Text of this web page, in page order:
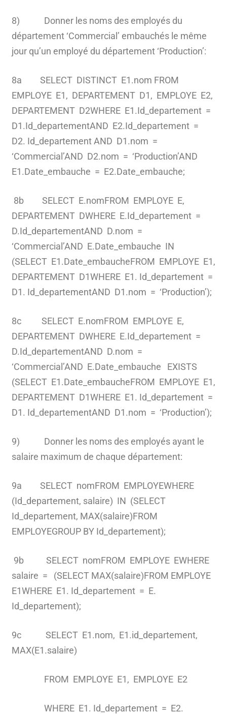
8) Donner les noms des employés du
département ‘Commercial’ embauchés le même
jour qu’un employé du département ‘Production’:
8a SELECT DISTINCT E1.nom FROM
EMPLOYE E1, DEPARTEMENT D1, EMPLOYE E2,
DEPARTEMENT D2WHERE E1.Id_departement =
D1.Id_departementAND E2.Id_departement =
D2. Id_departement AND D1.nom =
‘Commercial’AND D2.nom = ‘Production’AND
E1.Date_embauche = E2.Date_embauche;
8b SELECT E.nomFROM EMPLOYE E,
DEPARTEMENT DWHERE E.Id_departement =
D.Id_departementAND D.nom =
‘Commercial’AND E.Date_embauche IN
(SELECT E1.Date_embaucheFROM EMPLOYE E1,
DEPARTEMENT D1WHERE E1. Id_departement =
D1. Id_departementAND D1.nom = ‘Production’);
8c SELECT E.nomFROM EMPLOYE E,
DEPARTEMENT DWHERE E.Id_departement =
D.Id_departementAND D.nom =
‘Commercial’AND E.Date_embauche EXISTS
(SELECT E1.Date_embaucheFROM EMPLOYE E1,
DEPARTEMENT D1WHERE E1. Id_departement =
D1. Id_departementAND D1.nom = ‘Production’);
9) Donner les noms des employés ayant le
salaire maximum de chaque département:
9a SELECT nomFROM EMPLOYEWHERE
(Id_departement, salaire) IN (SELECT
Id_departement, MAX(salaire)FROM
EMPLOYEGROUP BY Id_departement);
9b SELECT nomFROM EMPLOYE EWHERE
salaire = (SELECT MAX(salaire)FROM EMPLOYE
E1WHERE E1. Id_departement = E.
Id_departement);
9c SELECT E1.nom, E1.id_departement,
MAX(E1.salaire)
FROM EMPLOYE E1, EMPLOYE E2
WHERE E1. Id_departement = E2.